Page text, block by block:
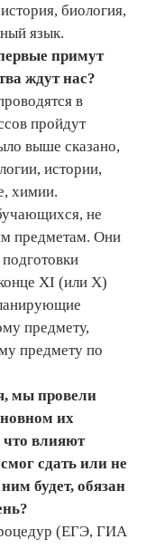
биология,
язык.
примут
ждут нас?
в
пройдут
выше сказано,
истории,
химии.
не
предметам. Они
XI (или X)
предмету,
предмету по
мы провели
их
влияют
сдать или не
будет, обязан
(ЕГЭ, ГИА